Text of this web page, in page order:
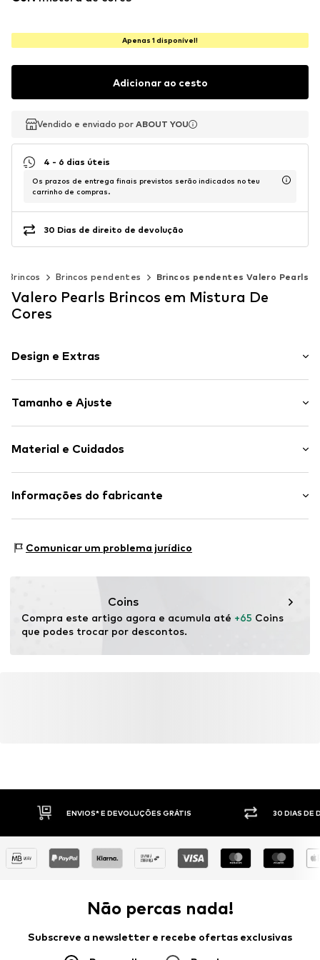
Apenas 1 disponível!
Adicionar ao cesto
Vendido e enviado por ABOUT YOU
Vendido e enviado por ABOUT YOU
4 - 6 dias úteis
Os prazos de entrega finais previstos serão indicados no teu
carrinho de compras.
30 Dias de direito de devolução
Brincos Brincos pendentes Brincos pendentes Valero Pearls
Valero Pearls Brincos em Mistura De
Cores
Design e Extras
Prata
2 peças
Artigo n º. VPE0003001000001
Tamanho e Ajuste
Altura: 44mm (tamanho One Size)
Material e Cuidados
Material: Prata 925, Pérola de água doce
Informações do fabricante
85737 Ismaning
Comunicar um problema jurídico
Coins
Compra este artigo agora e acumula até +65 Coins
que podes trocar por descontos.
ENVIOS* E DEVOLUÇÕES GRÁTIS 30 DIAS DE
Não percas nada!
Subscreve a newsletter e recebe ofertas exclusivas